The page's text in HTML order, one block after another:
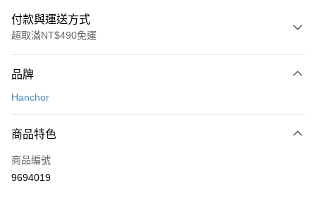
付款與運送方式
超取滿NT$490免運
信用卡一次付款
3 期 0 利率 每期
合作金庫商業銀行
上海商業儲蓄銀行
超商取貨付款
LINE Pay
品牌
Hanchor
商品特色
商品編號
9694019